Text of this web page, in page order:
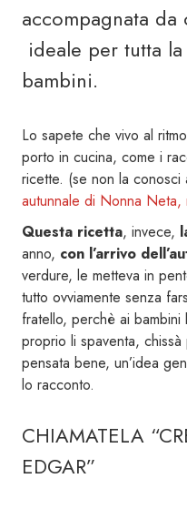
accompagnata
ideale per tutta
bambini.
Lo sapete che vivo al
porto in cucina, come i
ricette. (se non la conosci
autunnale di Nonna
Questa ricetta, invece,
anno, con l’arrivo
verdure, le metteva in
tutto ovviamente senza
fratello, perchè ai bambini
proprio li spaventa,
pensata bene, un’idea
lo racconto.
CHIAMATELA
EDGAR”